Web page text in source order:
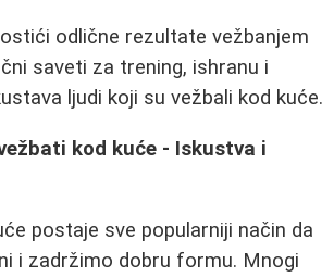
odlične rezultate vežbanjem
saveti za trening, ishranu i
ljudi koji su vežbali kod kuće.
kod kuće - Iskustva i
postaje sve popularniji način da
i zadržimo dobru formu. Mnogi